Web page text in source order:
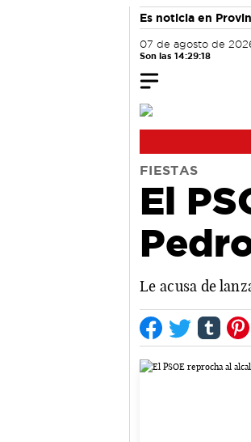
Es noticia en
07 de agosto de
Son las 14:29:19
FIESTAS
El
Le acusa de